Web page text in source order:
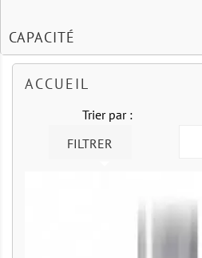
CAPACITÉ
ACCUEIL
Trier par :
FILTRER